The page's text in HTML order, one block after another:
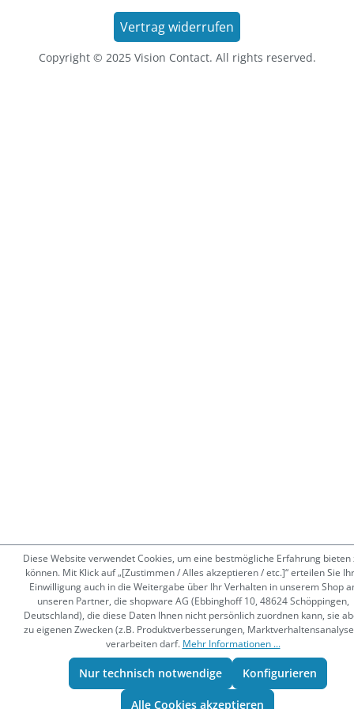
Vertrag widerrufen
Copyright © 2025 Vision Contact. All rights reserved.
Diese Website verwendet Cookies, um eine bestmögliche Erfahrung bieten
können. Mit Klick auf „[Zustimmen / Alles akzeptieren / etc.]“ erteilen Sie
Einwilligung auch in die Weitergabe über Ihr Verhalten in unserem Shop
unseren Partner, die shopware AG (Ebbinghoff 10, 48624 Schöppingen,
Deutschland), die diese Daten Ihnen nicht persönlich zuordnen kann, sie
zu eigenen Zwecken (z.B. Produktverbesserungen,
verarbeiten darf. Mehr Informationen ...
Nur technisch notwendige Konfigurieren
Alle Cookies akzeptieren